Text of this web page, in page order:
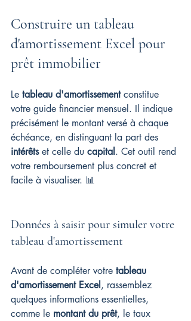
Construire un tableau
d'amortissement Excel pour
prêt immobilier
Le tableau d'amortissement constitue
votre guide financier mensuel. Il indique
précisément le montant versé à chaque
échéance, en distinguant la part des
intérêts et celle du capital . Cet outil rend
votre remboursement plus concret et
facile à visualiser. 📊
Données à saisir pour simuler votre
tableau d'amortissement
Avant de compléter votre tableau
d'amortissement Excel , rassemblez
quelques informations essentielles,
comme le montant du prêt, le taux